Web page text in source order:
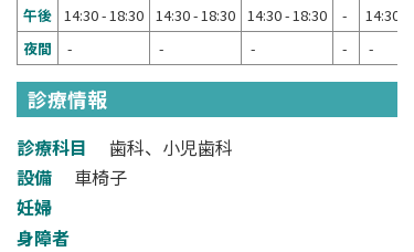
午後 14:30 - 18:30 14:30 - 18:30 14:30 - 18:30 -
14:30 -
夜間
- - - - -
診療情報
診療科目
歯科、小児歯科
設備
車椅子
妊婦
身障者